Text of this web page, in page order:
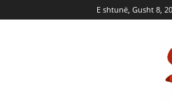
E shtunë, Gusht 8,